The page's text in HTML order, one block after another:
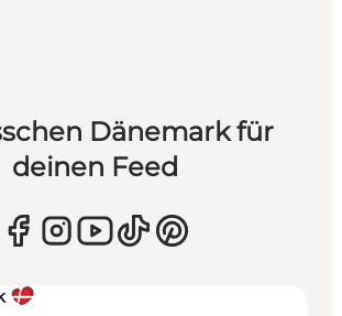
Dänemark für
deinen Feed